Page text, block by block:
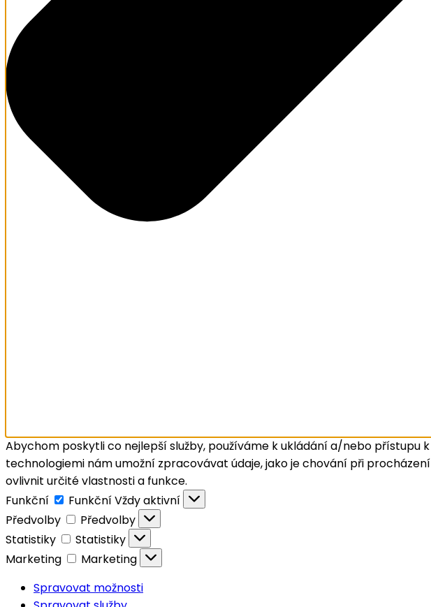
Abychom poskytli co nejlepší služby, používáme k ukládání a/nebo přístupu
technologiemi nám umožní zpracovávat údaje, jako je chování při
ovlivnit určité vlastnosti a funkce.
Funkční
FunkčníVždy aktivní
Předvolby
Předvolby
Statistiky
Statistiky
Marketing
Marketing
Spravovat možnosti